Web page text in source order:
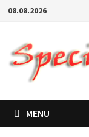
08.08.2026
MENU